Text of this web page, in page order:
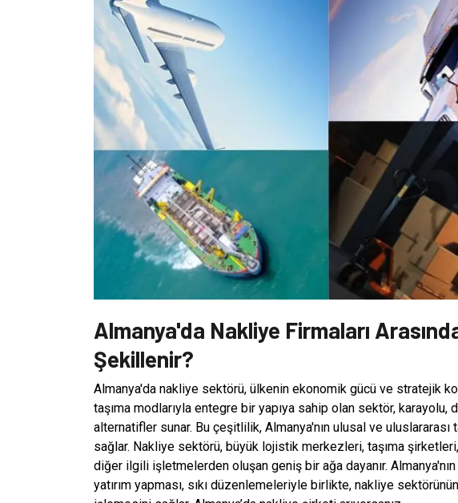
Almanya'da Nakliye Firmaları
Şekillenir?
Almanya'da nakliye sektörü, ülkenin ekonomik gücü ve stratejik
taşıma modlarıyla entegre bir yapıya sahip olan sektör,
alternatifler sunar. Bu çeşitlilik, Almanya'nın ulusal ve uluslararası
sağlar. Nakliye sektörü, büyük lojistik merkezleri, taşıma şirketleri,
diğer ilgili işletmelerden oluşan geniş bir ağa dayanır.
yatırım yapması, sıkı düzenlemeleriyle birlikte, nakliye